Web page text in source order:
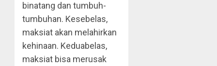
binatang dan tumbuh-
tumbuhan. Kesebelas,
maksiat akan melahirkan
kehinaan. Keduabelas,
maksiat bisa merusak